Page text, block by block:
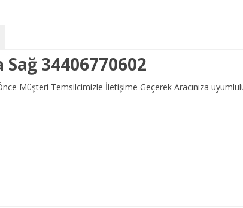
34406770602
Müşteri Temsilcimizle İletişime Geçerek Aracınıza